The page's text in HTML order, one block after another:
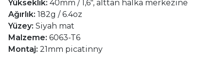
Yükseklik: 40mm / 1,6", alttan halka merkezine
Ağırlık: 182g / 6.4oz
Yüzey: Siyah mat
Malzeme: 6063-T6
Montaj: 21mm picatinny